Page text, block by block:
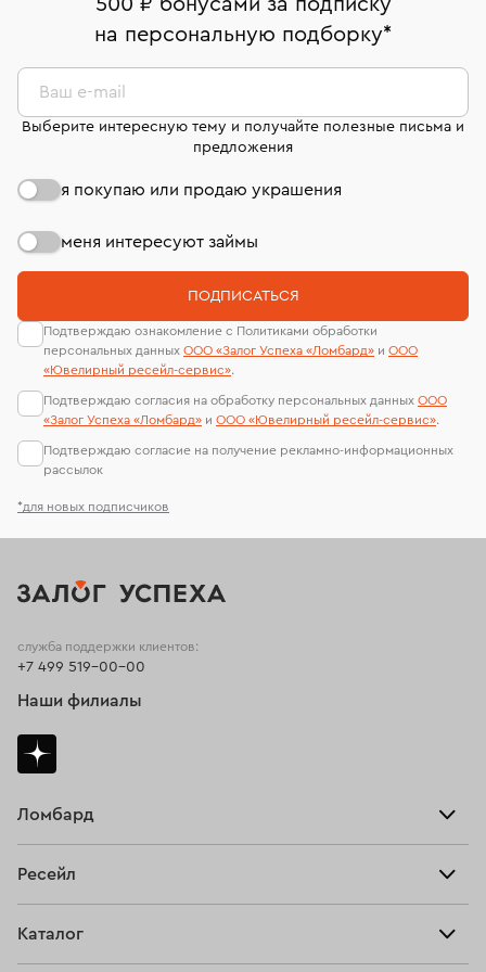
комиссионных украшений и часов смотрите на
странице«Возврат украшений»
Срок бронирования украшения при самовывозе из
Система быстрых платежей (по QR-коду)
В кредит от Т-Банка (до 50 000 руб., на 3–6 мес.)
На особо ценные изделия получены
сертификаты МГУ и других геммологических
лабораторий
500 ₽ бонусами за подписку
на персональную подборку*
*для новых подписчиков
Ваш e-mail
Выберите интересную тему и получайте полезные письма и
предложения
я покупаю или продаю украшения
меня интересуют займы
ПОДПИСАТЬСЯ
Подтверждаю ознакомление с Политиками обработки
персональных данных ООО «Залог Успеха «Ломбард» и ООО
«Ювелирный ресейл-сервиc».
Подтверждаю согласия на обработку персональных данных ООО
«Залог Успеха «Ломбард» и ООО «Ювелирный ресейл-сервиc».
Подтверждаю согласие на получение рекламно-информационных
рассылок
Ломбард
Тарифы
Ресейл
Каталог
служба поддержки клиентов:
+7 499 519-00-00
Наши филиалы